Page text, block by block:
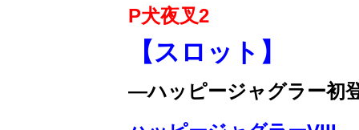
P犬夜叉2
【スロット】
—ハッピージャグラー初